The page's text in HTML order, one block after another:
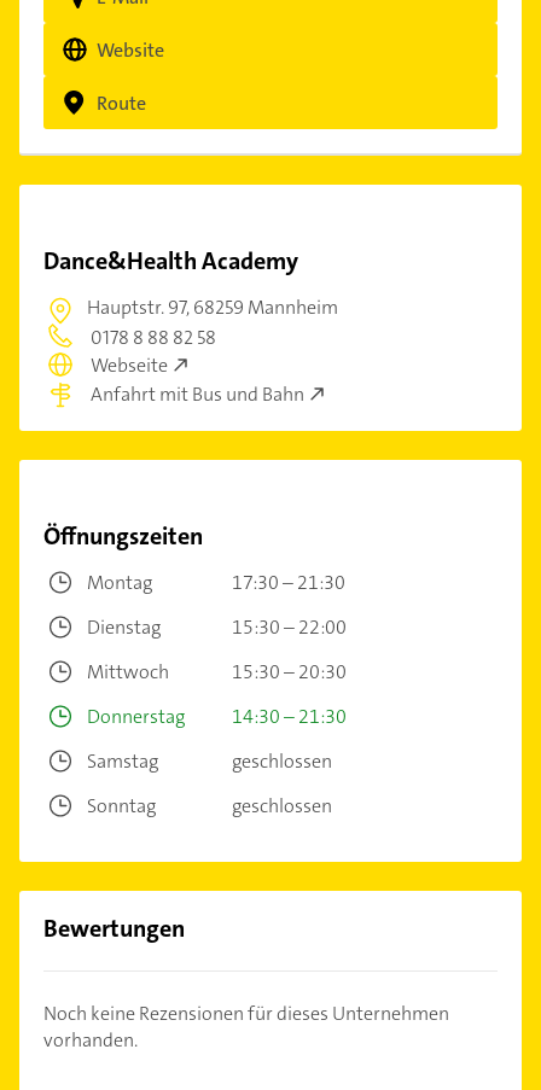
Website
Route
Dance&Health Academy
Hauptstr. 97,68259 Mannheim
0178 8 88 82 58
Webseite
Anfahrt mit Bus und Bahn
Öffnungszeiten
Montag
17:30 – 21:30
Dienstag
15:30 – 22:00
Mittwoch
15:30 – 20:30
Donnerstag
14:30 – 21:30
Samstag
geschlossen
Sonntag
geschlossen
Bewertungen
Noch keine Rezensionen für dieses Unternehmen
vorhanden.